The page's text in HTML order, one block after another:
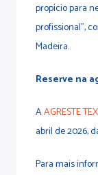
propício para
profissional”,
Madeira.
Reserve na
AAGRESTE
abril de 2026,
Para mais